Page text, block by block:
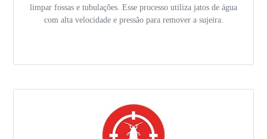
limpar fossas e tubulações. Esse processo utiliza jatos de água
com alta velocidade e pressão para remover a sujeira.